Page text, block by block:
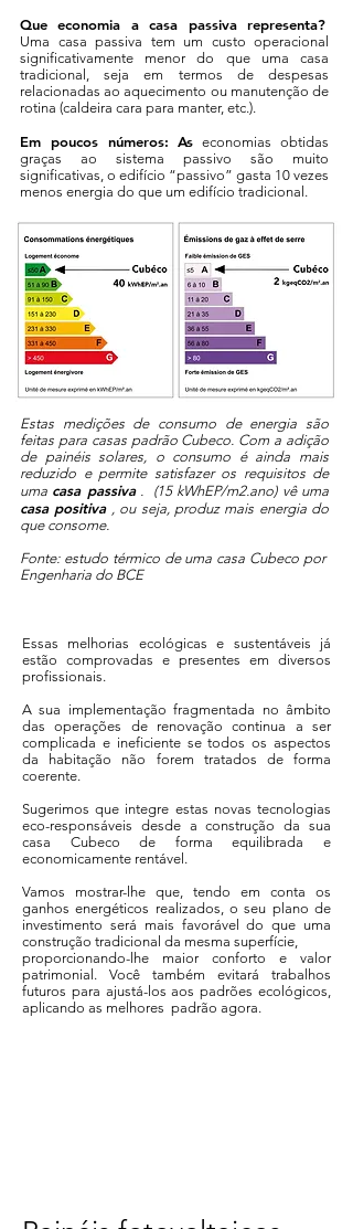
Que economia a casa passiva representa?
Uma casa passiva tem um custo operacional
significativamente menor do que uma casa
tradicional, seja em termos de despesas
relacionadas ao aquecimento ou manutenção de
rotina (caldeira cara para manter, etc.).
Em poucos números: As economias obtidas
graças ao sistema passivo são muito
significativas, o edifício “passivo” gasta 10 vezes
menos energia do que um edifício tradicional.
Estas medições de consumo de energia são
feitas para casas padrão Cubeco. Com a adição
de painéis solares, o consumo é ainda mais
reduzido e permite satisfazer os requisitos de
uma casa passiva. (15 kWhEP/m2.ano) vê uma
casa positiva, ou seja, produz mais energia do
que consome.
Fonte: estudo térmico de uma casa Cubeco por
Engenharia do BCE
Essas melhorias ecológicas e sustentáveis já
estão comprovadas e presentes em diversos
profissionais.
A sua implementação fragmentada no âmbito
das operações de renovação continua a ser
complicada e ineficiente se todos os aspectos
da habitação não forem tratados de forma
coerente.
Sugerimos que integre estas novas tecnologias
eco-responsáveis desde a construção da sua
casa Cubeco de forma equilibrada e
economicamente rentável.
Vamos mostrar-lhe que, tendo em conta os
ganhos energéticos realizados, o seu plano de
investimento será mais favorável do que uma
construção tradicional da mesma superfície,
proporcionando-lhe maior conforto e valor
patrimonial. Você também evitará trabalhos
futuros para ajustá-los aos padrões ecológicos,
aplicando as melhores padrão agora.